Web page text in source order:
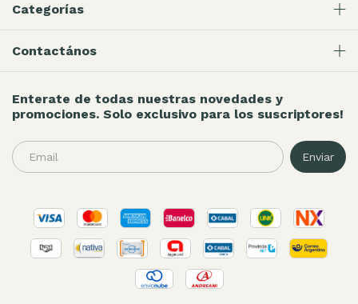
Categorías
Contactános
Enterate de todas nuestras novedades y
promociones. Solo exclusivo para los suscriptores!